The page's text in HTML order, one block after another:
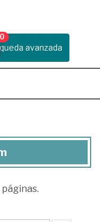
avanzada
0
páginas.